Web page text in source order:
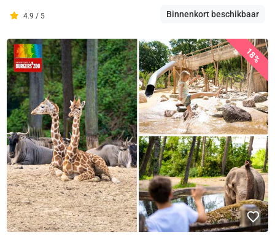
4.9 / 5 Binnenkort beschikbaar
18%